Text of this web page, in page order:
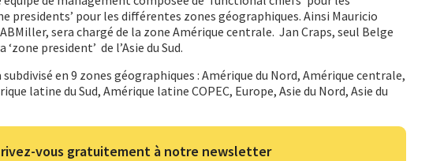
presidents’ pour les différentes zones géographiques. Ainsi Mauricio
sera chargé de la zone Amérique centrale. Jan Craps, seul Belge
president’ de l’Asie du Sud.
en 9 zones géographiques : Amérique du Nord, Amérique centrale,
latine du Sud, Amérique latine COPEC, Europe, Asie du Nord, Asie du
vous gratuitement à notre newsletter